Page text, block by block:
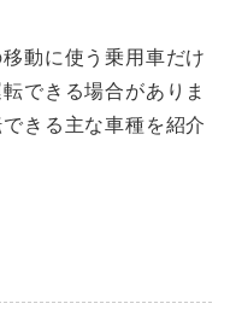
動に使う乗用車だけ
できる場合がありま
きる主な車種を紹介